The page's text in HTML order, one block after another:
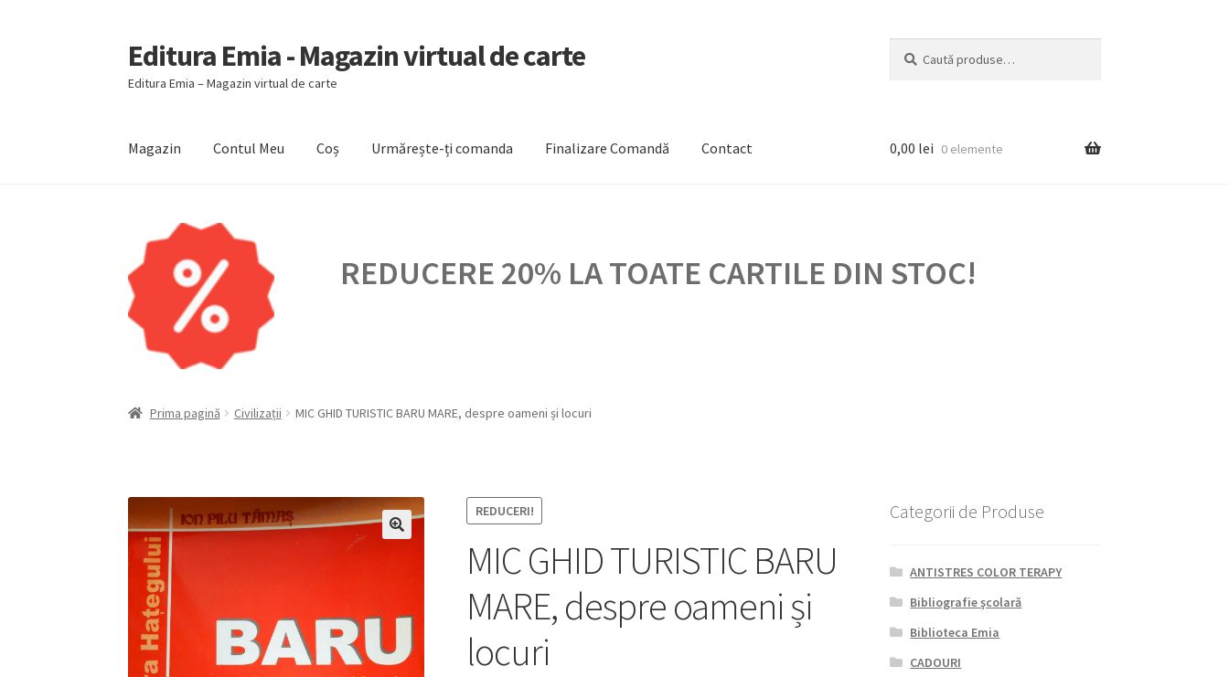
Sari
la
navigare
Sari
la
conținut
Editura Emia - Magazin virtual de carte
Editura Emia – Magazin virtual de carte
după:
Magazin Contul Meu Coș Urmărește-ți comanda Finalizare Comandă Contact 0,00 lei 0 elemente
REDUCERE 20% LA TOATE CARTILE DIN STOC!
Prima pagină Civilizații MIC GHID TURISTIC BARU MARE, despre oameni și locuri
REDUCERI!
MIC GHID TURISTIC BARU
MARE, despre oameni și
locuri
Categorii de Produse
ANTISTRES COLOR TERAPY
Bibliografie şcolară
Biblioteca Emia
CADOURI